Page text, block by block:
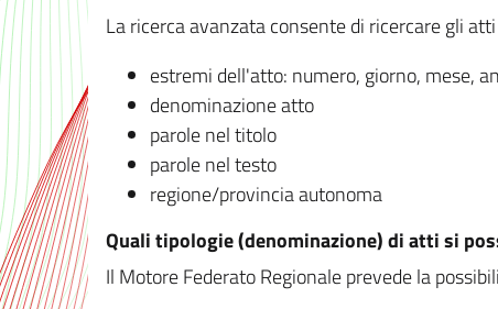
La ricerca avanzata consente di ricercare gli
estremi dell'atto: numero, giorno, mese,
denominazione atto
parole nel titolo
parole nel testo
regione/provincia autonoma
Quali tipologie (denominazione) di atti si
Il Motore Federato Regionale prevede la